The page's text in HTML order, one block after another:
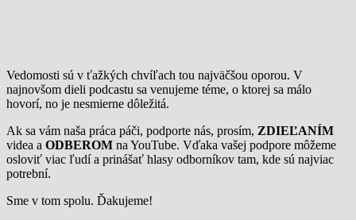
Vedomosti sú v ťažkých chvíľach tou najväčšou oporou. V
najnovšom dieli podcastu sa venujeme téme, o ktorej sa málo
hovorí, no je nesmierne dôležitá.
Ak sa vám naša práca páči, podporte nás, prosím, ZDIEĽANÍM
videa a ODBEROM na YouTube. Vďaka vašej podpore môžeme
osloviť viac ľudí a prinášať hlasy odborníkov tam, kde sú najviac
potrební.
Sme v tom spolu. Ďakujeme!